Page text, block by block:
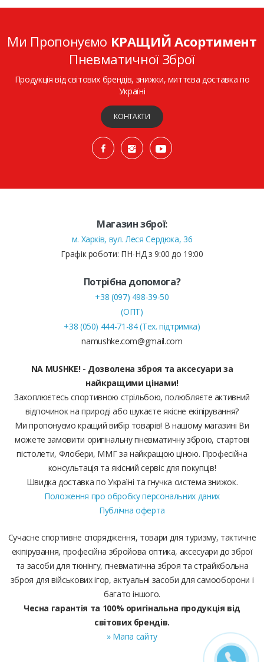
Ми Пропонуємо КРАЩИЙ Асортимент
Пневматичної Зброї
Продукція від світових брендів, знижки, миттєва доставка по
Україні
КОНТАКТИ
Магазин зброї:
м. Харків, вул. Леся Сердюка, 36
Графік роботи: ПН-НД з 9:00 до 19:00
Потрібна допомога?
+38 (097) 498-39-50
(ОПТ)
+38 (050) 444-71-84 (Тех. підтримка)
namushke.com@gmail.com
NA MUSHKE! - Дозволена зброя та аксесуари за
найкращими цінами!
Захоплюєтесь спортивною стрільбою, полюбляєте активний
відпочинок на природі або шукаєте якісне екіпірування?
Ми пропонуємо кращий вибір товарів! В нашому магазині Ви
можете замовити оригінальну пневматичну зброю, стартові
пістолети, Флобери, ММГ за найкращою ціною. Професійна
консультація та якісний сервіс для покупців!
Швидка доставка по Україні та гнучка система знижок.
Положення про обробку персональних даних
Публічна оферта
Сучасне спортивне спорядження, товари для туризму, тактичне
екіпірування, професійна збройова оптика, аксесуари до зброї
та засоби для тюнінгу, пневматична зброя та страйкбольна
зброя для військових ігор, актуальні засоби для самооборони і
багато іншого.
Чесна гарантія та 100% оригінальна продукція від
світових брендів.
» Мапа сайту